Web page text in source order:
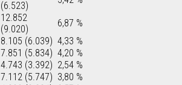
(6.523)
12.852
(9.020)
6,87 %
8.105 (6.039) 4,33 %
7.851 (5.834) 4,20 %
4.743 (3.392) 2,54 %
7.112 (5.747) 3,80 %